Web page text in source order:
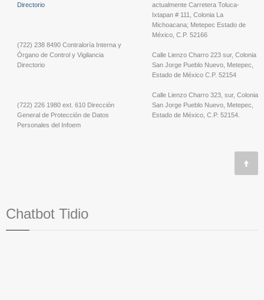
Directorio
(722) 238 8490 Contraloría Interna y
Órgano de Control y Vigilancia
Directorio
(722) 226 1980 ext. 610 Dirección
General de Protección de Datos
Personales del Infoem
actualmente Carretera Toluca-
Ixtapan # 111, Colonia La
Michoacana; Metepec Estado de
México, C.P. 52166
Calle Lienzo Charro 223 sur, Colonia
San Jorge Pueblo Nuevo, Metepec,
Estado de México C.P. 52154
Calle Lienzo Charro 323, sur, Colonia
San Jorge Pueblo Nuevo, Metepec,
Estado de México, C.P. 52154.
Chatbot Tidio